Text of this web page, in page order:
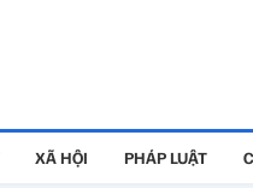
XÃ HỘI PHÁP LUẬT